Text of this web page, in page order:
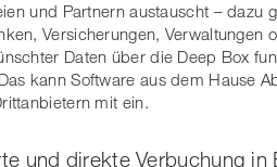
und Partnern austauscht – dazu
Versicherungen, Verwaltungen
Daten über die Deep Box
kann Software aus dem Hause
mit ein.
und direkte Verbuchung in